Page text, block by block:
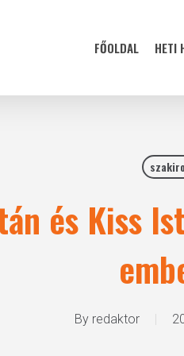
FŐOLDAL HETI
és Kiss
By redaktor